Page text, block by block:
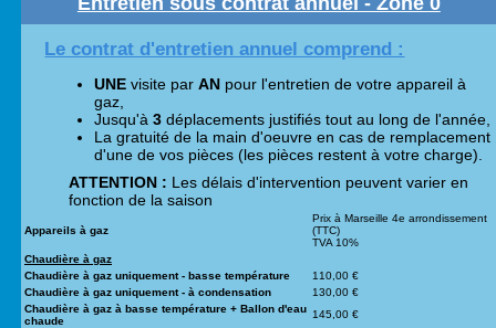
Le contrat d'entretien annuel comprend :
UNEvisite par ANpour l'entretien de votre appareil à
gaz,
Jusqu'à 3déplacements justifiés tout au long de l'année,
La gratuité de la main d'oeuvre en cas de remplacement
d'une de vos pièces (les pièces restent à votre charge).
ATTENTION : Les délais d'intervention peuvent varier en
fonction de la saison
Appareils à gaz
Prix à Marseille 4e arrondissement
(TTC)
TVA 10%
Chaudière à gaz
Chaudière à gaz uniquement - basse température
110,00 €
Chaudière à gaz uniquement - à condensation
130,00 €
Chaudière à gaz à basse température + Ballon d'eau
chaude
145,00 €